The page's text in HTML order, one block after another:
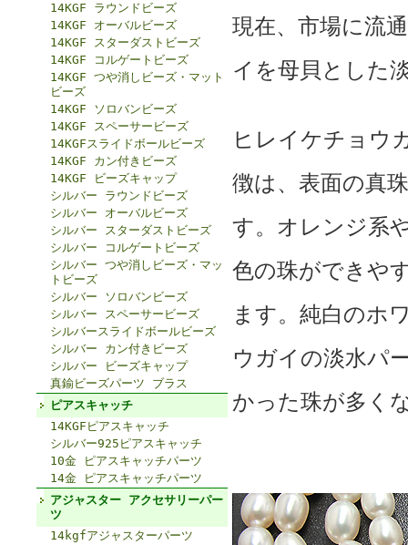
14KGF ラウンドビーズ
14KGF オーバルビーズ
14KGF スターダストビーズ
14KGF コルゲートビーズ
14KGF つや消しビーズ・マット
ビーズ
14KGF ソロバンビーズ
14KGF スペーサービーズ
14KGFスライドボールビーズ
14KGF カン付きビーズ
14KGF ビーズキャップ
シルバー ラウンドビーズ
シルバー オーバルビーズ
シルバー スターダストビーズ
シルバー コルゲートビーズ
シルバー つや消しビーズ・マッ
トビーズ
シルバー ソロバンビーズ
シルバー スペーサービーズ
シルバースライドボールビーズ
シルバー カン付きビーズ
シルバー ビーズキャップ
真鍮ビーズパーツ ブラス
ピアスキャッチ
14KGFピアスキャッチ
シルバー925ピアスキャッチ
10金 ピアスキャッチパーツ
14金 ピアスキャッチパーツ
アジャスター アクセサリーパー
ツ
14kgfアジャスターパーツ
現在、市場に流
イを母貝とした
ヒレイケチョウ
徴は、表面の真
す。オレンジ系
色の珠ができや
ます。純白のホ
ウガイの淡水パ
かった珠が多く